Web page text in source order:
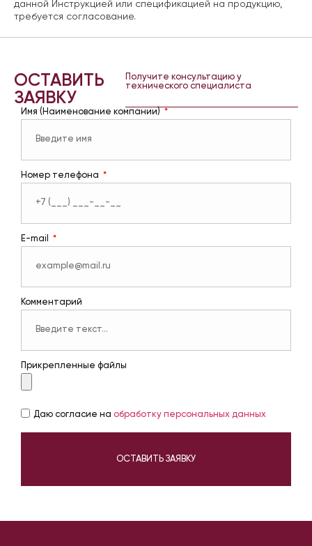
данной Инструкцией или спецификацией на продукцию,
требуется согласование.
ОСТАВИТЬ
ЗАЯВКУ
Получите консультацию у
технического специалиста
Имя (Наименование компании)
Номер телефона
E-mail
Комментарий
Прикрепленные файлы
Даю согласие на обработку персональных данных
ОСТАВИТЬ ЗАЯВКУ